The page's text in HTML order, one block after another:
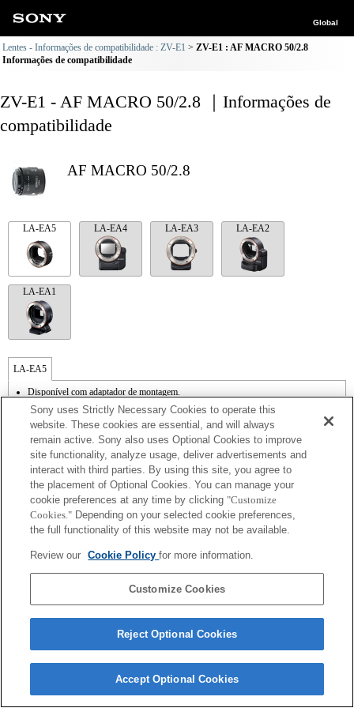
Global
Lentes - Informações de compatibilidade : ZV-E1
ZV-E1 : AF MACRO 50/2.8
Informações de compatibilidade
ZV-E1 - AF MACRO 50/2.8 ｜Informações de
compatibilidade
AF MACRO 50/2.8
LA-EA5 LA-EA4 LA-EA3 LA-EA2
LA-EA1
LA-EA5
Disponível com adaptador de montagem.
O som de funcionamento do diafragma é gravado com o microfone interno.
Outside the A (Aperture priority), S (Shutter priority), and M (Manual) modes, the
shutter speed and the aperture can not be adjusted during the movie recording.
A função [Lens Comp] (Compensação da lente) não funciona.
Se colocar a lente de montagem tipo A utilizando o adaptador de montagem, a função
[MF Assist] [Assistência MF] não funciona automaticamente quando roda o anel de
focagem. Pode ampliar a imagem, seleccionando a função [Focus Magnifier] [Lupa
de focagem] ou a função [MF Assist] [Assistência MF] para qualquer tecla nas
"Custom Key Settings" [Definições de teclas personalizadas].
A função de obturador de toque não funciona.
Apesar de conseguir efetuar a focagem automática, por vezes é difícil focar num
objeto está situado nos cantos do ecrã ou está significativamente desfocado.
Terms of Use Contact Us
Sony uses Strictly Necessary Cookies to operate this
website. These cookies are essential, and will always
remain active. Sony also uses Optional Cookies to improve
site functionality, analyze usage, deliver advertisements and
interact with third parties. By using this site, you agree to
the placement of Optional Cookies. You can manage your
cookie preferences at any time by clicking "Customize
Cookies." Depending on your selected cookie preferences,
the full functionality of this website may not be available.
Review our Cookie Policyfor more information.
Customize Cookies
Reject Optional Cookies
Accept Optional Cookies